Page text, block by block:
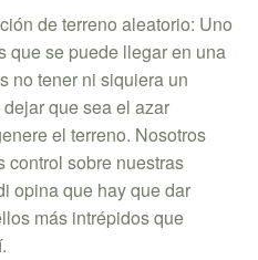
de terreno aleatorio: Uno
que se puede llegar en una
no tener ni siquiera un
que sea el azar
el terreno. Nosotros
control sobre nuestras
opina que hay que dar
más intrépidos que